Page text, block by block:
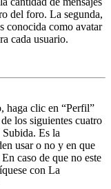
del foro. La segunda,
conocida como avatar
cada usuario.
haga clic en “Perfil”
los siguientes cuatro
Es la
usar o no y en que
caso de que no este
con La